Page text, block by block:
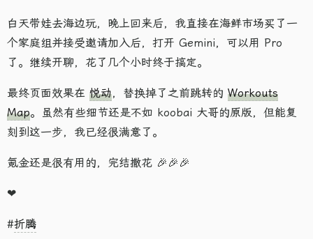
白天带娃去海边玩，晚上回来后，我直接在海鲜市场买了一
个家庭组并接受邀请加入后，打开 Gemini，可以用 Pro
了。继续开聊，花了几个小时终于搞定。
最终页面效果在 悦动，替换掉了之前跳转的 Workouts
Map。虽然有些细节还是不如 koobai 大哥的原版，但能复
刻到这一步，我已经很满意了。
氪金还是很有用的，完结撒花 🎉🎉🎉
❤
#折腾